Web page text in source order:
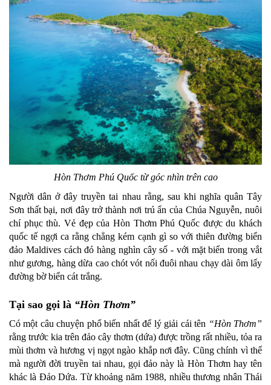
Hòn Thơm Phú Quốc từ góc nhìn trên cao
Người dân ở đây truyền tai nhau rằng, sau khi nghĩa quân Tây
Sơn thất bại, nơi đây trở thành nơi trú ẩn của Chúa Nguyễn, nuôi
chí phục thù. Vẻ đẹp của Hòn Thơm Phú Quốc được du khách
quốc tế ngợi ca rằng chẳng kém cạnh gì so với thiên đường biển
đảo Maldives cách đó hàng nghìn cây số - với mặt biển trong vắt
như gương, hàng dừa cao chót vót nối đuôi nhau chạy dài ôm lấy
đường bờ biển cát trắng.
Tại sao gọi là “Hòn Thơm”
Có một câu chuyện phổ biến nhất để lý giải cái tên “Hòn Thơm”
rằng trước kia trên đảo cây thơm (dứa) được trồng rất nhiều, tỏa ra
mùi thơm và hương vị ngọt ngào khắp nơi đây. Cũng chính vì thế
mà người đời truyền tai nhau, gọi đảo này là Hòn Thơm hay tên
khác là Đảo Dứa. Từ khoảng năm 1988, nhiều thương nhân Thái